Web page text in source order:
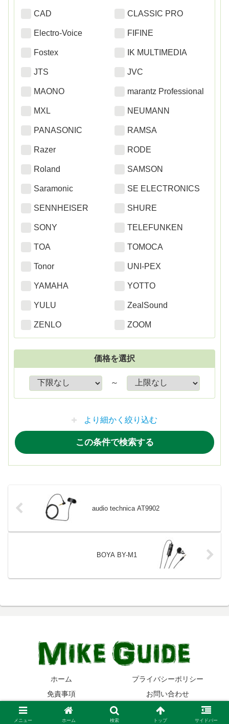
CAD CLASSIC PRO
Electro-Voice FIFINE
Fostex IK MULTIMEDIA
JTS JVC
MAONO marantz Professional
MXL NEUMANN
PANASONIC RAMSA
Razer RODE
Roland SAMSON
Saramonic SE ELECTRONICS
SENNHEISER SHURE
SONY TELEFUNKEN
TOA TOMOCA
Tonor UNI-PEX
YAMAHA YOTTO
YULU ZealSound
ZENLO ZOOM
価格を選択
～
より細かく絞り込む
audio technica AT9902
BOYA BY-M1
ホーム
プライバシーポリシー
免責事項
お問い合わせ
© 2014-2026 マイクガイド.
メニュー ホーム 検索 トップ サイドバー